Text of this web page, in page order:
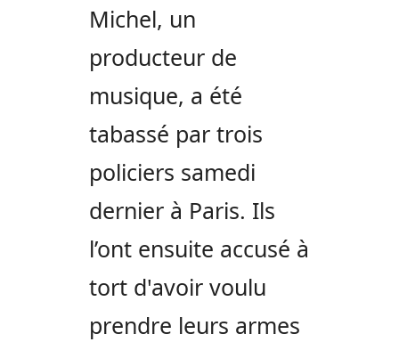
Michel, un
producteur de
musique, a été
tabassé par trois
policiers samedi
dernier à Paris. Ils
l’ont ensuite accusé à
tort d'avoir voulu
prendre leurs armes